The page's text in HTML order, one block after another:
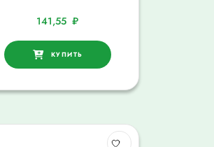
141,55 ₽
КУПИТЬ